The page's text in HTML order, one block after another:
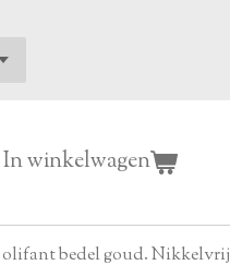
In winkelwagen
olifant bedel goud. Nikkelvrij